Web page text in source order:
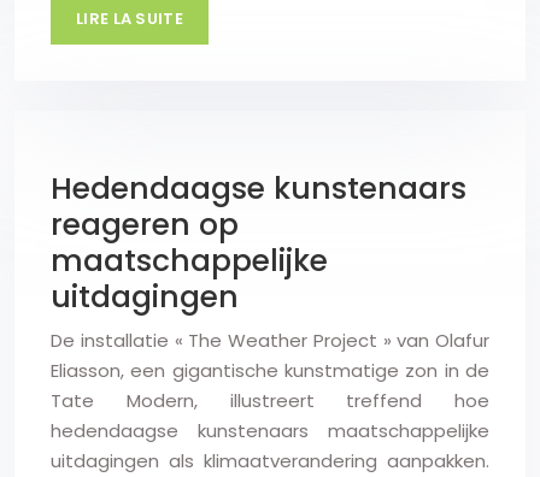
LIRE LA SUITE
Hedendaagse kunstenaars
reageren op
maatschappelijke
uitdagingen
De installatie « The Weather Project » van Olafur
Eliasson, een gigantische kunstmatige zon in de
Tate Modern, illustreert treffend hoe
hedendaagse kunstenaars maatschappelijke
uitdagingen als klimaatverandering aanpakken.